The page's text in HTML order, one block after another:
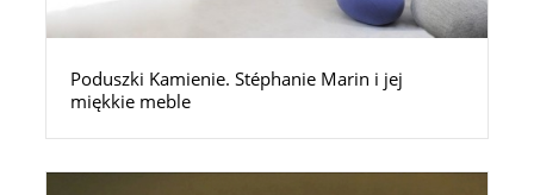
Poduszki Kamienie. Stéphanie Marin i jej
miękkie meble